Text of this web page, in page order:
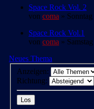
Space Rock Vol. 2
von coma »
Space Rock Vol.1
von coma »
Neues Thema
Anzeigen:
Richtung: